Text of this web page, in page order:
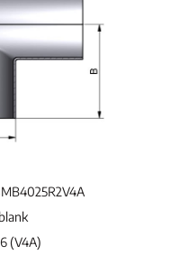
(V4A)